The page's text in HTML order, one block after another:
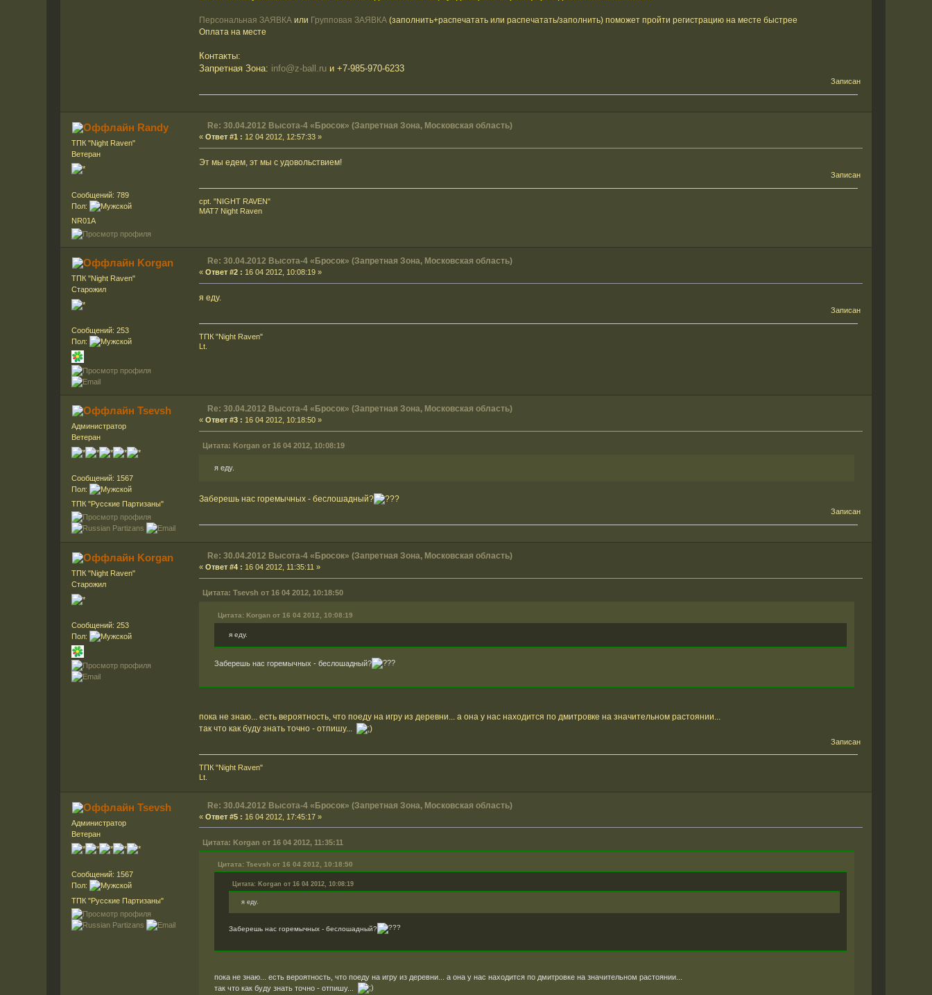
Персональная ЗАЯВКАили Групповая ЗАЯВКА(заполнить+распечатать или распечатать/заполнить) поможет пройти регистрацию на месте быстрее
Оплата на месте
Контакты:
Запретная Зона: info@z-ball.ruи +7-985-970-6233
Записан
Randy
ТПК "Night Raven"
Ветеран
Сообщений: 789
Пол:
NR01A
Re: 30.04.2012 Высота-4 «Бросок» (Запретная Зона, Московская область)
« Ответ #1 : 12 04 2012, 12:57:33 »
Эт мы едем, эт мы с удовольствием!
Записан
cpt. "NIGHT RAVEN"
MAT7 Night Raven
Korgan
ТПК "Night Raven"
Старожил
Сообщений: 253
Пол:
Re: 30.04.2012 Высота-4 «Бросок» (Запретная Зона, Московская область)
« Ответ #2 : 16 04 2012, 10:08:19 »
я еду.
Записан
ТПК "Night Raven"
Lt.
Tsevsh
Администратор
Ветеран
Сообщений: 1567
Пол:
ТПК "Русские Партизаны"
Re: 30.04.2012 Высота-4 «Бросок» (Запретная Зона, Московская область)
« Ответ #3 : 16 04 2012, 10:18:50 »
Цитата: Korgan от 16 04 2012, 10:08:19
я еду.
Заберешь нас горемычных - беслошадный?
Записан
Korgan
ТПК "Night Raven"
Старожил
Сообщений: 253
Пол:
Re: 30.04.2012 Высота-4 «Бросок» (Запретная Зона, Московская область)
« Ответ #4 : 16 04 2012, 11:35:11 »
Цитата: Tsevsh от 16 04 2012, 10:18:50
Цитата: Korgan от 16 04 2012, 10:08:19
я еду.
Заберешь нас горемычных - беслошадный?
пока не знаю... есть вероятность, что поеду на игру из деревни... а она у нас находится по дмитровке на значительном растоянии...
так что как буду знать точно - отпишу...
Записан
ТПК "Night Raven"
Lt.
Tsevsh
Администратор
Ветеран
Сообщений: 1567
Пол:
ТПК "Русские Партизаны"
Re: 30.04.2012 Высота-4 «Бросок» (Запретная Зона, Московская область)
« Ответ #5 : 16 04 2012, 17:45:17 »
Цитата: Korgan от 16 04 2012, 11:35:11
Цитата: Tsevsh от 16 04 2012, 10:18:50
Цитата: Korgan от 16 04 2012, 10:08:19
я еду.
Заберешь нас горемычных - беслошадный?
пока не знаю... есть вероятность, что поеду на игру из деревни... а она у нас находится по дмитровке на значительном растоянии...
так что как буду знать точно - отпишу...